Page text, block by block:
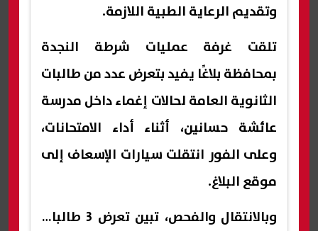
وتقديم الرعاية الطبية اللازمة.
تلقت غرفة عمليات شرطة النجدة
بمحافظة بلاغًا يفيد بتعرض عدد من طالبات
الثانوية العامة لحالات إغماء داخل مدرسة
عائشة حسانين، أثناء أداء الامتحانات،
وعلى الفور انتقلت سيارات الإسعاف إلى
موقع البلاغ.
وبالانتقال والفحص، تبين تعرض 3 طالبات